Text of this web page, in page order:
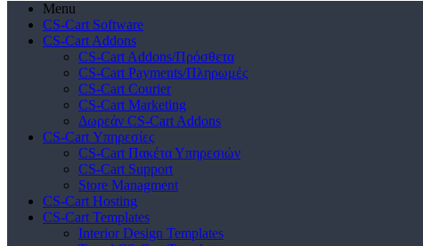
Menu
CS-Cart Software
CS-Cart Addons
CS-Cart Addons/Πρόσθετα
CS-Cart Payments/Πληρωμές
CS-Cart Courier
CS-Cart Marketing
Δωρεάν CS-Cart Addons
CS-Cart Υπηρεσίες
CS-Cart Πακέτα Υπηρεσιών
CS-Cart Support
Store Managment
CS-Cart Hosting
CS-Cart Templates
Interior Design Templates